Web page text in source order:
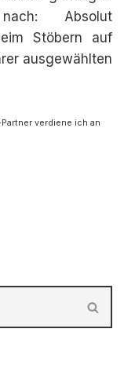
Absolut
Stöbern auf
ausgewählten
Partner verdiene ich an